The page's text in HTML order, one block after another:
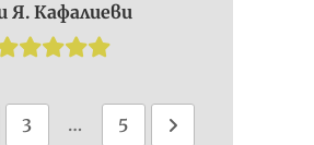
Я. Кафалиеви
3 … 5